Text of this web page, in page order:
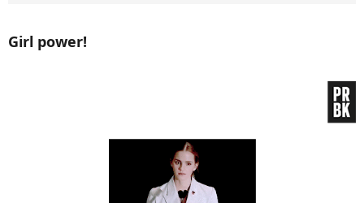
Girl power!